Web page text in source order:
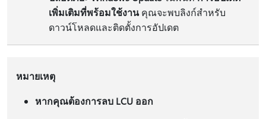
เพิ่มเติมที่พร้อมใช้งานคุณจะพบลิงก์สําหรับ
ดาวน์โหลดและติดตั้งการอัปเดต
หมายเหตุ
หากคุณต้องการลบ LCU ออก